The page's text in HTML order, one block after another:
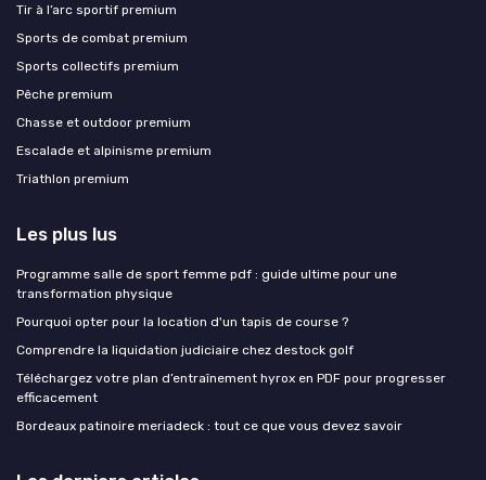
Tir à l’arc sportif premium
Sports de combat premium
Sports collectifs premium
Pêche premium
Chasse et outdoor premium
Escalade et alpinisme premium
Triathlon premium
Les plus lus
Programme salle de sport femme pdf : guide ultime pour une
transformation physique
Pourquoi opter pour la location d'un tapis de course ?
Comprendre la liquidation judiciaire chez destock golf
Téléchargez votre plan d’entraînement hyrox en PDF pour progresser
efficacement
Bordeaux patinoire meriadeck : tout ce que vous devez savoir